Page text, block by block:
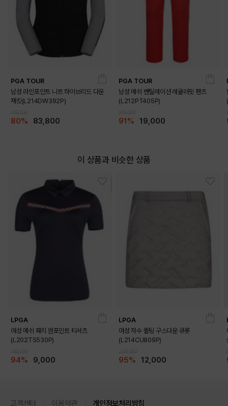
PGA TOUR
남성 라인포인트 니트 하이브리드 다운
재킷(L214DW392P)
80% 83,800
PGA TOUR
남성 메쉬 벤틸레이션 레귤러핏 팬츠
(L212PT405P)
91% 19,000
이 상품과 비슷한 상품
LPGA
여성 메쉬 패치 원포인트 티셔츠
(L202TS530P)
94% 9,000
LPGA
여성 자수 퀼팅 구스다운 큐롯
(L214CU809P)
95% 12,000
고객센터 이용약관 개인정보처리방침